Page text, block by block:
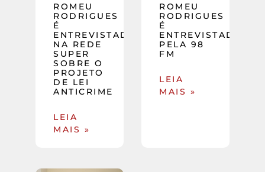
ROMEU
RODRIGUES
É
ENTREVISTADO
NA REDE
SUPER
SOBRE O
PROJETO
DE LEI
ANTICRIME
LEIA
MAIS »
ROMEU
RODRIGUES
É
ENTREVISTADO
PELA 98
FM
LEIA
MAIS »